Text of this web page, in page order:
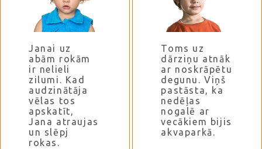
Janai uz
abām rokām
ir nelieli
zilumi. Kad
audzinātāja
vēlas tos
apskatīt,
Jana atraujas
un slēpj
rokas.
Toms uz
dārziņu atnāk
ar noskrāpētu
degunu. Viņš
pastāsta, ka
nedēļas
nogalē ar
vecākiem bijis
akvaparkā.